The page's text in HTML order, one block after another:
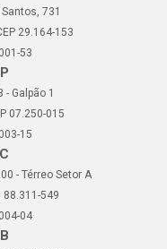
731
29.164-153
53
Galpão 1
07.250-015
15
- Térreo Setor A
88.311-549
04